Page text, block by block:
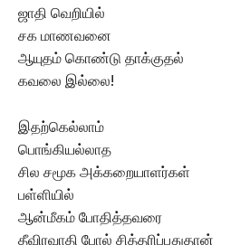
ஜாதி வெறியில்
சக மாணவனை
ஆயுதம் கொண்டு தாக்குதல்
கவலை இல்லை!
இதற்கெல்லாம்
பொங்கியல்லாத
சில சமூக அக்கறையாளர்கள்
பள்ளியில்
ஆன்மீகம் போதித்தவரை
தீவிரவாதி போல் சித்தரிப்பதுதான்